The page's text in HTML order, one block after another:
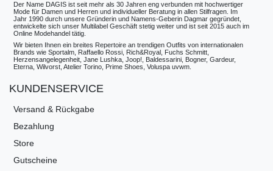
Der Name DAGIS ist seit mehr als 30 Jahren eng verbunden mit hochwertiger
Mode für Damen und Herren und individueller Beratung in allen Stilfragen. Im
Jahr 1990 durch unsere Gründerin und Namens-Geberin Dagmar gegründet,
entwickelte sich unser Multilabel Geschäft stetig weiter und ist seit 2015 auch im
Online Modehandel tätig.
Wir bieten Ihnen ein breites Repertoire an trendigen Outfits von internationalen
Brands wie Sportalm, Raffaello Rossi, Rich&Royal, Fuchs Schmitt,
Herzensangelegenheit, Jane Lushka, Joop!, Baldessarini, Bogner, Gardeur,
Eterna, Wilvorst, Atelier Torino, Prime Shoes, Voluspa uvwm.
KUNDENSERVICE
Versand & Rückgabe
Bezahlung
Store
Gutscheine